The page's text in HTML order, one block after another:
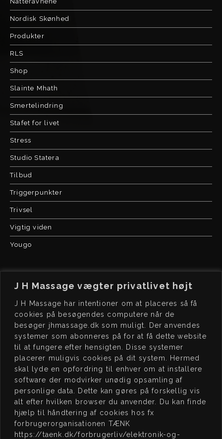
J H Massage vægter privatlivet højt
J H Massage har intentioner om at placeres så få
cookies på besøgendes computere når de
besøger jhmassage.dk som muligt. Der anvendes
systemer som abonneres på for at få dette website
til at fungere efter hensigten. Disse systemer
placerer muligvis cookies på dit system. Hermed
skal lyde en opfordring til enhver om at installere
software der modvirker unødig opsamling af
personlige data. Dette kan gøres på forskellig vis
alt efter hvilken browser du anvender. Du kan finde
hjælp til håndtering af cookies hos fx
forbrugerorganisationen TÆNK
https://taenk.dk/forbrugerliv/elektronik-og-
Nordisk Skønhed
Produkter
RLS
Shop
Slainte Mhath
Smertelindring
Stafet for livet
Stress
Studio Statera
Tilbud
Triggerpunkter
Trivsel
Vigtig viden
Yougo
J HMASSAGE
Kochsgade 23, dør 3
5000 Odense C
CVR 41576472
BOOK
Book tid på
www.jhmassage.dk/book
JEG STØTTER ÅB NINGSTIDER
MAN: 15:00 – 20:00
TIRS: Lukket